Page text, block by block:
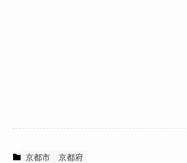
京都市 京都府